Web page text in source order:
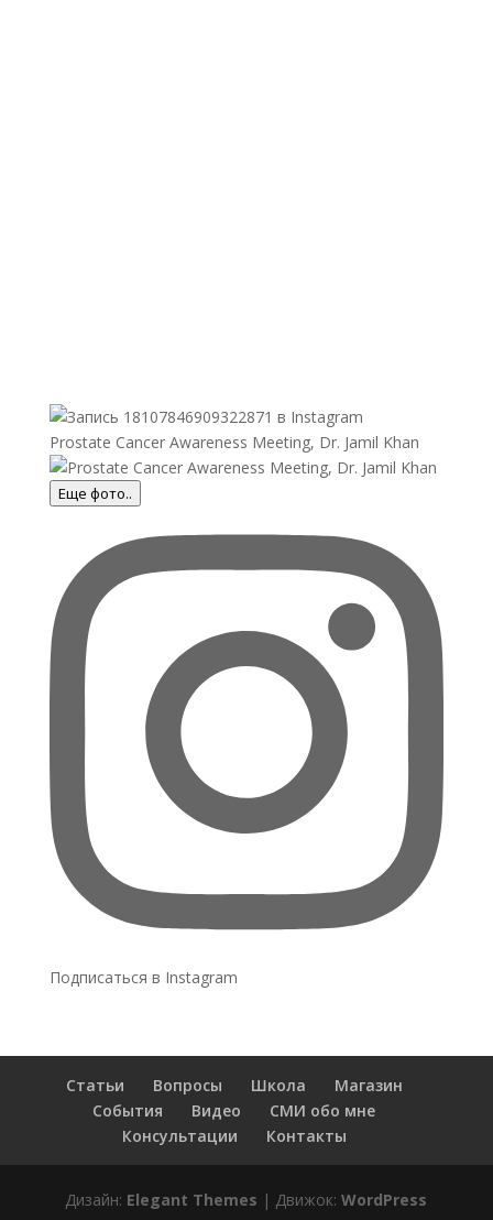
Prostate Cancer Awareness Meeting, Dr. Jamil Khan
Еще фото..
Подписаться в Instagram
Статьи Вопросы Школа
Магазин
События
Видео
СМИ обо мне
Консультации
Контакты
Дизайн: Elegant Themes | Движок:WordPress